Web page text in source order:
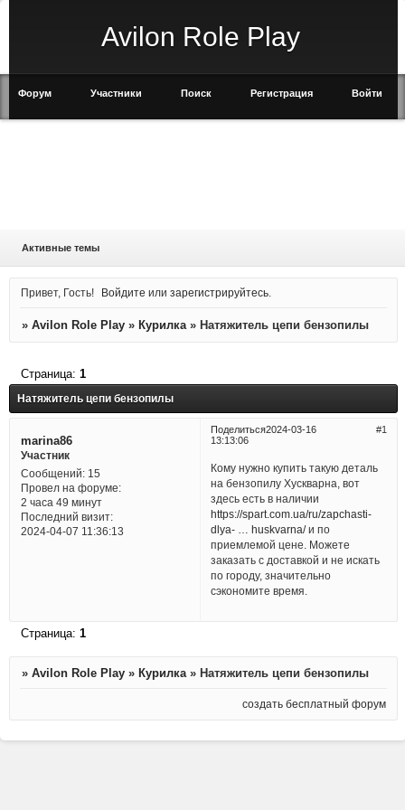
Avilon Role Play
Форум Участники Поиск Регистрация Войти
Активные темы
Привет, Гость! Войдите илизарегистрируйтесь
» Avilon Role Play » Курилка » Натяжитель цепи бензопилы
Натяжитель цепи бензопилы
Страница: 1
Поделиться 1
2024-03-16
13:13:06
marina86
Участник
Сообщений:15
Провел на форуме:
2 часа 49 минут
Последний визит:
2024-04-07 11:36:13
Кому нужно купить такую деталь
на бензопилу Хускварна, вот
здесь есть в наличии
https://spart.com.ua/ru/zapchasti-
dlya- … huskvarna/и по
приемлемой цене. Можете
заказать с доставкой и не искать
по городу, значительно
сэкономите время.
Страница: 1
» Avilon Role Play » Курилка » Натяжитель цепи бензопилы
создать бесплатный форум